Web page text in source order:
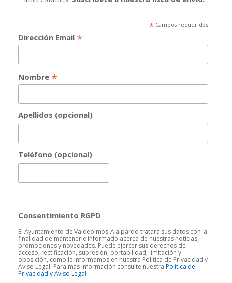
* Campos requeridos
Dirección Email *
Nombre *
Apellidos (opcional)
Teléfono (opcional)
Consentimiento RGPD
El Ayuntamiento de Valdeolmos-Alalpardo tratará sus datos con la
finalidad de mantenerle informado acerca de nuestras noticias,
promociones y novedades. Puede ejercer sus derechos de
acceso, rectificación, supresión, portabilidad, limitación y
oposición, como le informamos en nuestra Política de Privacidad y
Aviso Legal. Para más información consulte nuestraPolitica de
Privacidad y Aviso Legal